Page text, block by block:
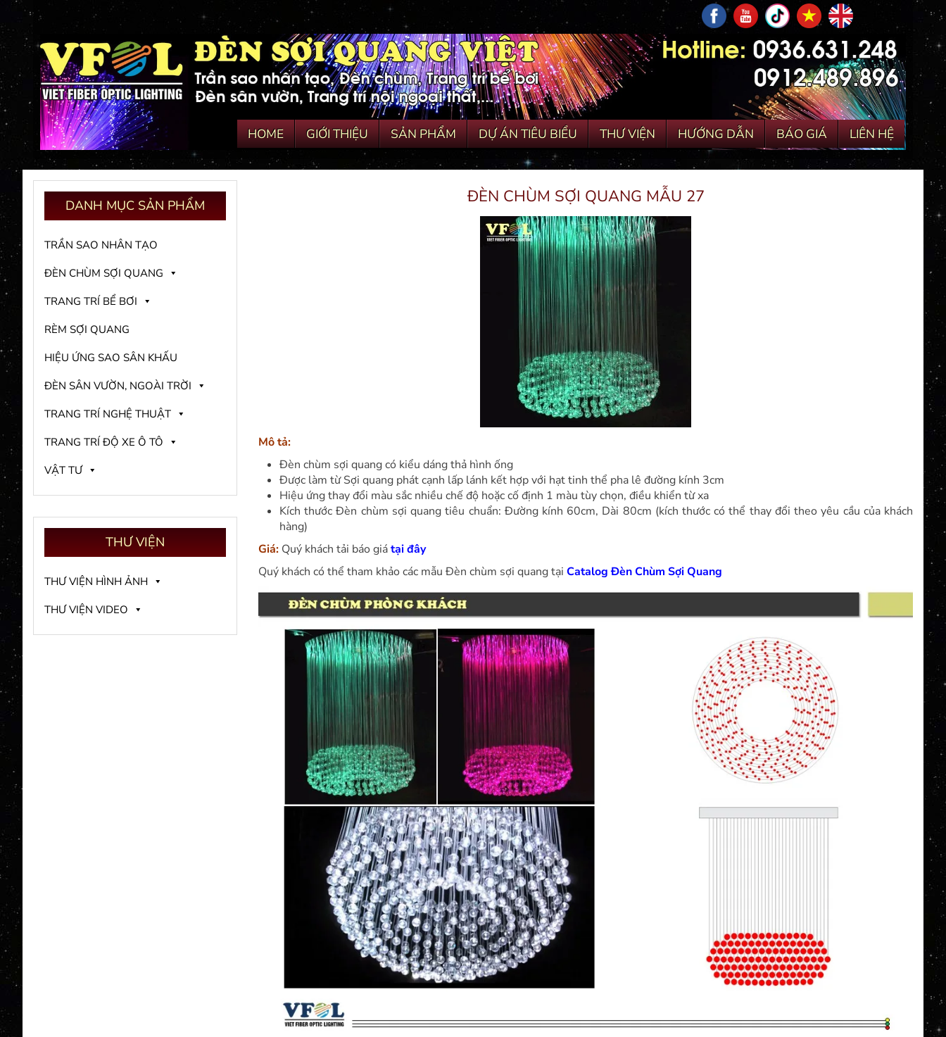
HOME GIỚI THIỆU SẢN PHẨM DỰ ÁN TIÊU BIỂU THƯ VIỆN HƯỚNG DẪN BÁO GIÁ LIÊN HỆ
ĐÈN CHÙM SỢI QUANG MẪU 27
Mô tả:
Đèn chùm sợi quang có kiểu dáng thả hình ống
Được làm từ Sợi quang phát cạnh lấp lánh kết hợp với hạt tinh thể pha lê đường kính 3cm
Hiệu ứng thay đổi màu sắc nhiều chế độ hoặc cố định 1 màu tùy chọn, điều khiển từ xa
Kích thước Đèn chùm sợi quang tiêu chuẩn: Đường kính 60cm, Dài 80cm (kích thước có thể thay đổi theo yêu cầu của khách
hàng)
Giá: Quý khách tải báo giátại đây
Quý khách có thể tham khảo các mẫu Đèn chùm sợi quang tại Catalog Đèn Chùm Sợi Quang
DANH MỤC SẢN PHẨM
TRẦN SAO NHÂN TẠO
ĐÈN CHÙM SỢI QUANG
TRANG TRÍ BỂ BƠI
RÈM SỢI QUANG
HIỆU ỨNG SAO SÂN KHẤU
ĐÈN SÂN VƯỜN, NGOÀI TRỜI
TRANG TRÍ NGHỆ THUẬT
TRANG TRÍ ĐỘ XE Ô TÔ
VẬT TƯ
THƯVIỆN
THƯ VIỆN HÌNH ẢNH
THƯ VIỆN VIDEO